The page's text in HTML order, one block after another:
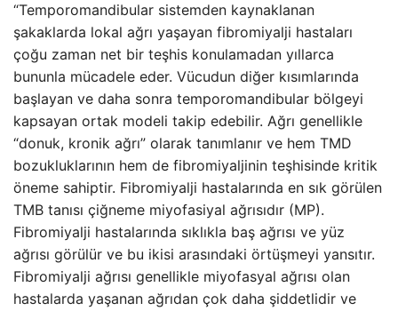
“Temporomandibular sistemden kaynaklanan
şakaklarda lokal ağrı yaşayan fibromiyalji hastaları
çoğu zaman net bir teşhis konulamadan yıllarca
bununla mücadele eder. Vücudun diğer kısımlarında
başlayan ve daha sonra temporomandibular bölgeyi
kapsayan ortak modeli takip edebilir. Ağrı genellikle
“donuk, kronik ağrı” olarak tanımlanır ve hem TMD
bozukluklarının hem de fibromiyaljinin teşhisinde kritik
öneme sahiptir. Fibromiyalji hastalarında en sık görülen
TMB tanısı çiğneme miyofasiyal ağrısıdır (MP).
Fibromiyalji hastalarında sıklıkla baş ağrısı ve yüz
ağrısı görülür ve bu ikisi arasındaki örtüşmeyi yansıtır.
Fibromiyalji ağrısı genellikle miyofasyal ağrısı olan
hastalarda yaşanan ağrıdan çok daha şiddetlidir ve